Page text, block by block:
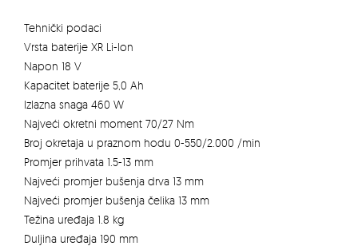
Tehnički podaci
Vrsta baterije XR Li-Ion
Napon 18 V
Kapacitet baterije 5,0 Ah
Izlazna snaga 460 W
Najveći okretni moment 70/27 Nm
Broj okretaja u praznom hodu 0-550/2.000 /min
Promjer prihvata 1.5-13 mm
Najveći promjer bušenja drva 13 mm
Najveći promjer bušenja čelika 13 mm
Težina uređaja 1.8 kg
Duljina uređaja 190 mm